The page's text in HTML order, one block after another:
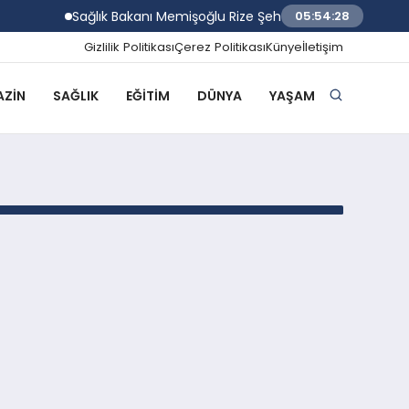
Sağlık Bakanı Memişoğlu Rize Şehir Hastanesinde
05:54:28
Gizlilik PolitikasıÇerez PolitikasıKünyeİletişim
SAĞLIK EĞITIM DÜNYA YAŞAM